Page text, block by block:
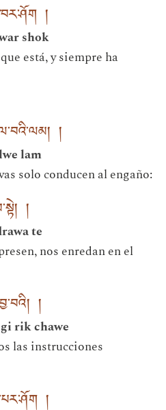
།
shok
está, y siempre ha
།
lam
solo conducen al engaño:
།
te
nos enredan en el
།
rik chawe
las instrucciones
།